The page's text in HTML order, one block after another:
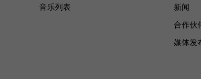
音乐列表
新闻
合作伙
媒体发